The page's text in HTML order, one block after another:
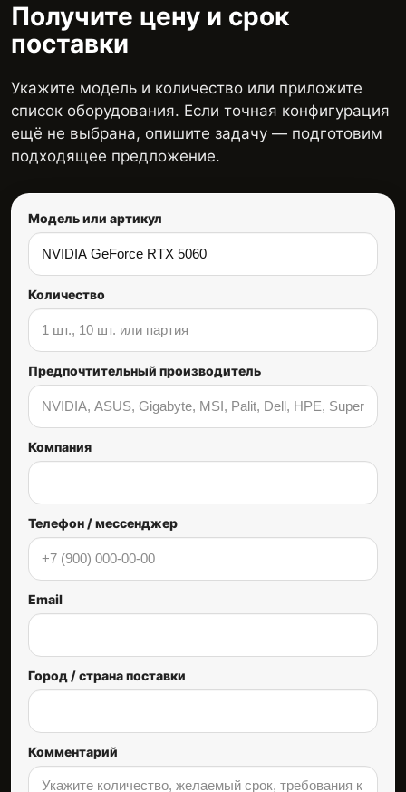
Получите цену и срок
поставки
Укажите модель и количество или приложите
список оборудования. Если точная конфигурация
ещё не выбрана, опишите задачу — подготовим
подходящее предложение.
Модель или артикул
Количество
Предпочтительный производитель
Компания
Телефон / мессенджер
Email
Город / страна поставки
Комментарий